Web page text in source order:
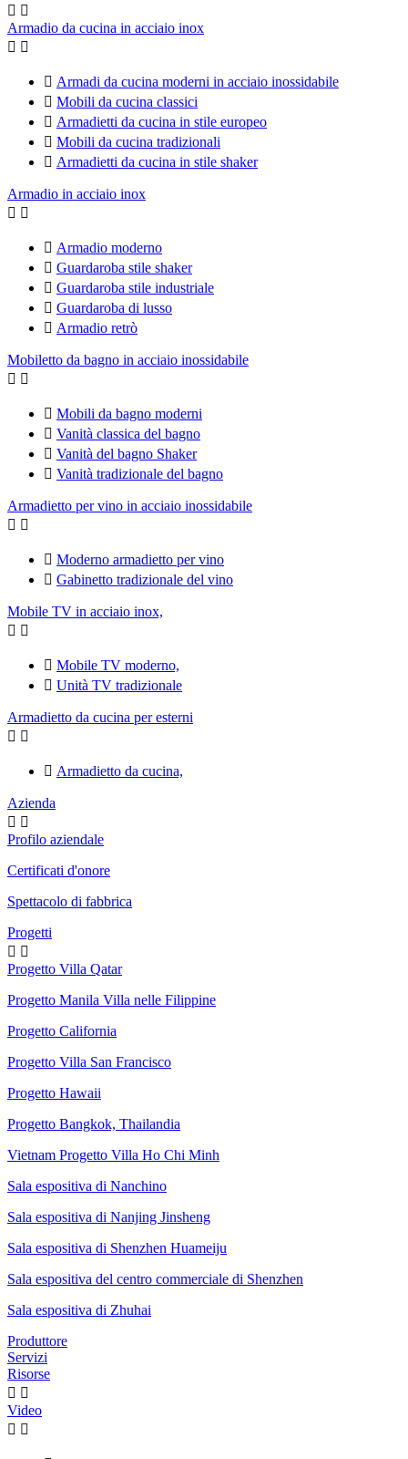
 
Armadio da cucina in acciaio inox
 
 Armadi da cucina moderni in acciaio inossidabile
 Mobili da cucina classici
 Armadietti da cucina in stile europeo
 Mobili da cucina tradizionali
 Armadietti da cucina in stile shaker
Armadio in acciaio inox
 
 Armadio moderno
 Guardaroba stile shaker
 Guardaroba stile industriale
 Guardaroba di lusso
 Armadio retrò
Mobiletto da bagno in acciaio inossidabile
 
 Mobili da bagno moderni
 Vanità classica del bagno
 Vanità del bagno Shaker
 Vanità tradizionale del bagno
Armadietto per vino in acciaio inossidabile
 
 Moderno armadietto per vino
 Gabinetto tradizionale del vino
Mobile TV in acciaio inox,
 
 Mobile TV moderno,
 Unità TV tradizionale
Armadietto da cucina per esterni
 
 Armadietto da cucina,
Azienda
 
Profilo aziendale
Certificati d'onore
Spettacolo di fabbrica
Progetti
 
Progetto Villa Qatar
Progetto Manila Villa nelle Filippine
Progetto California
Progetto Villa San Francisco
Progetto Hawaii
Progetto Bangkok, Thailandia
Vietnam Progetto Villa Ho Chi Minh
Sala espositiva di Nanchino
Sala espositiva di Nanjing Jinsheng
Sala espositiva di Shenzhen Huameiju
Sala espositiva del centro commerciale di Shenzhen
Sala espositiva di Zhuhai
Produttore
Servizi
Risorse
 
Video
 